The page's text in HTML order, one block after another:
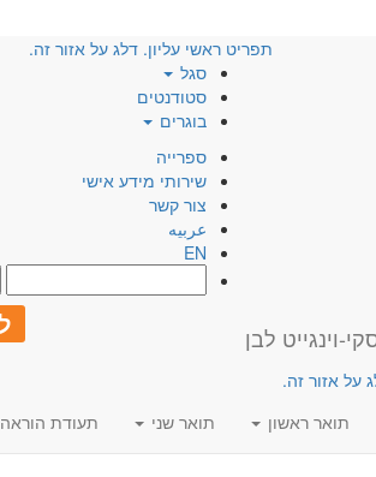
תפריט ראשי עליון. דלג על אזור זה.
סגל
סטודנטים
בוגרים
ספרייה
שירותי מידע אישי
צור קשר
عربيه
EN
על אזור זה.
תואר ראשון תואר שני תעודת הוראה